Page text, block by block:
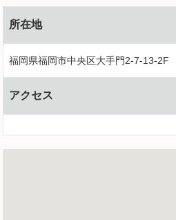
所在地
福岡県福岡市中央区大手門2-7-13-2F
アクセス